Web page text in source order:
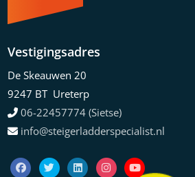
Vestigingsadres
De Skeauwen 20
9247 BT Ureterp
06-22457774 (Sietse)
info@steigerladderspecialist.nl